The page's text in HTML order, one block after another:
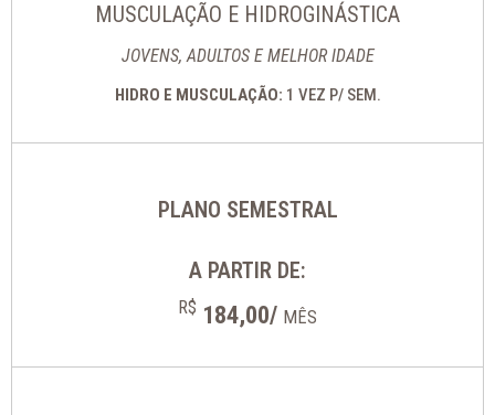
MUSCULAÇÃO E HIDROGINÁSTICA
JOVENS, ADULTOS E MELHOR IDADE
HIDRO E MUSCULAÇÃO: 1 VEZ P/ SEM.
PLANO SEMESTRAL
A PARTIR DE:
R$ 184,00/ MÊS